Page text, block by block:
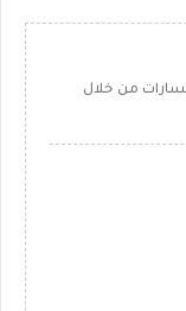
من خلال